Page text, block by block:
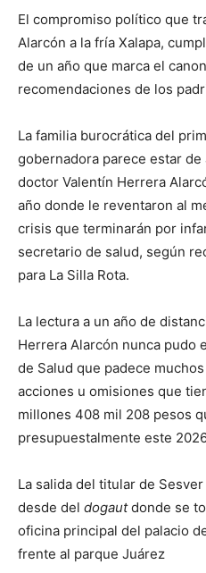
El compromiso político que
Alarcón a la fría Xalapa,
de un año que marca el
recomendaciones de los
La familia burocrática del
gobernadora parece estar
doctor Valentín Herrera
año donde le reventaron al
crisis que terminarán por
secretario de salud, según
para La Silla Rota.
La lectura a un año de
Herrera Alarcón nunca pudo
de Salud que padece
acciones u omisiones que
millones 408 mil 208 pesos
presupuestalmente este
La salida del titular de
desde del dogautdonde se
oficina principal del palacio
frente al parque Juárez